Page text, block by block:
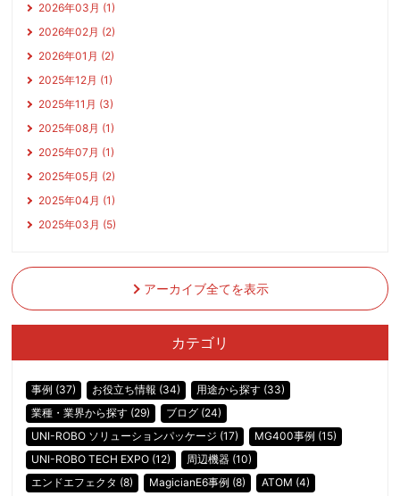
2026年03月 (1)
2026年02月 (2)
2026年01月 (2)
2025年12月 (1)
2025年11月 (3)
2025年08月 (1)
2025年07月 (1)
2025年05月 (2)
2025年04月 (1)
2025年03月 (5)
アーカイブ全てを表示
カテゴリ
事例 (37) お役立ち情報 (34)
用途から探す (33)
業種・業界から探す (29)
ブログ (24)
UNI-ROBO ソリューションパッケージ (17)
MG400事例 (15)
UNI-ROBO TECH EXPO (12)
周辺機器 (10)
エンドエフェクタ (8)
MagicianE6事例 (8) ATOM (4)